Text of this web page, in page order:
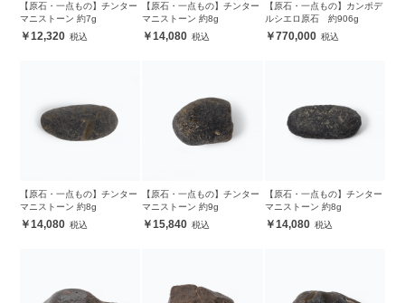
【原石・一点もの】チンター
マニストーン 約7g
12,320
【原石・一点もの】チンター
マニストーン 約8g
14,080
【原石・一点もの】カンポデ
ルシエロ原石 約906g
770,000
【原石・一点もの】チンター
マニストーン 約8g
14,080
【原石・一点もの】チンター
マニストーン 約9g
15,840
【原石・一点もの】チンター
マニストーン 約8g
14,080